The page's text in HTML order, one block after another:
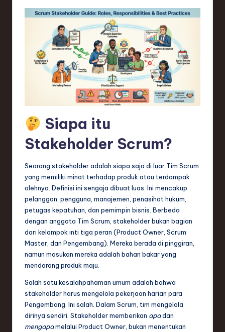
S
w
T
Siapa itu
Stakeholder Scrum?
Seorang stakeholder adalah siapa saja di luar Tim Scrum
yang memiliki minat terhadap produk atau terdampak
olehnya. Definisi ini sengaja dibuat luas. Ini mencakup
pelanggan, pengguna, manajemen, penasihat hukum,
petugas kepatuhan, dan pemimpin bisnis. Berbeda
dengan anggota Tim Scrum, stakeholder bukan bagian
dari kelompok inti tiga peran (Product Owner, Scrum
Master, dan Pengembang). Mereka berada di pinggiran,
namun masukan mereka adalah bahan bakar yang
mendorong produk maju.
Salah satu kesalahpahaman umum adalah bahwa
stakeholder harus mengelola pekerjaan harian para
Pengembang. Ini salah. Dalam Scrum, tim mengelola
dirinya sendiri. Stakeholder memberikan apadan
mengapamelalui Product Owner, bukan menentukan